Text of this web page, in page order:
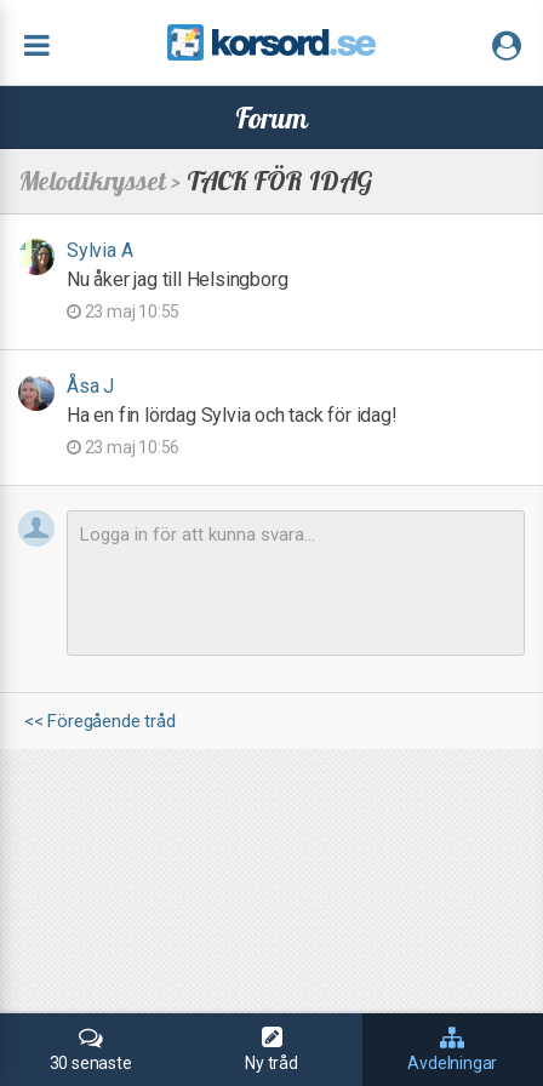
Forum
Melodikrysset > TACK FÖR IDAG
Sylvia A
Nu åker jag till Helsingborg
23 maj 10:55
Åsa J
Ha en fin lördag Sylvia och tack för idag!
23 maj 10:56
<< Föregående tråd
30 senaste Ny tråd Avdelningar